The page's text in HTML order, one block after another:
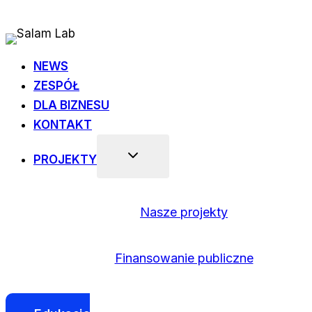
do
NEWS
ZESPÓŁ
DLA BIZNESU
KONTAKT
PROJEKTY
Nasze projekty
Finansowanie publiczne